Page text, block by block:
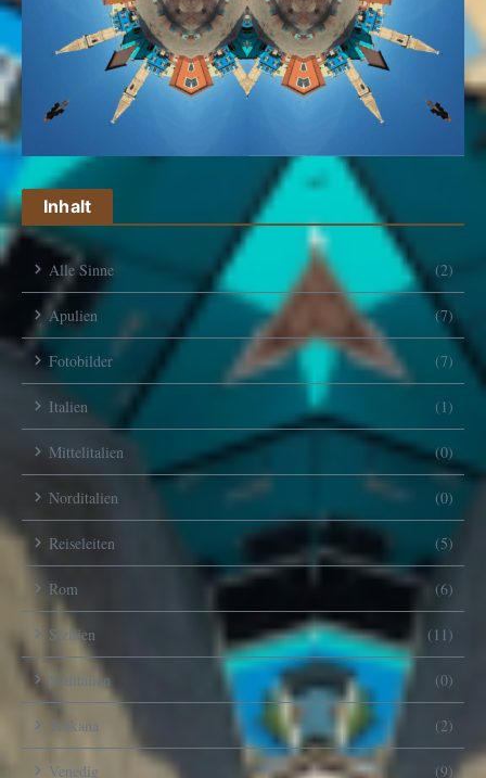
Inhalt
Alle Sinne (2)
Apulien (7)
Fotobilder (7)
Italien (1)
Mittelitalien (0)
Norditalien (0)
Reiseleiten (5)
Rom (6)
Sizilien (11)
Süditalien (0)
Toskana (2)
Venedig (9)